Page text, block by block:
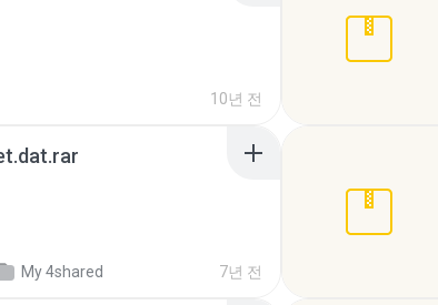
10년 전
My 4shared 7년 전